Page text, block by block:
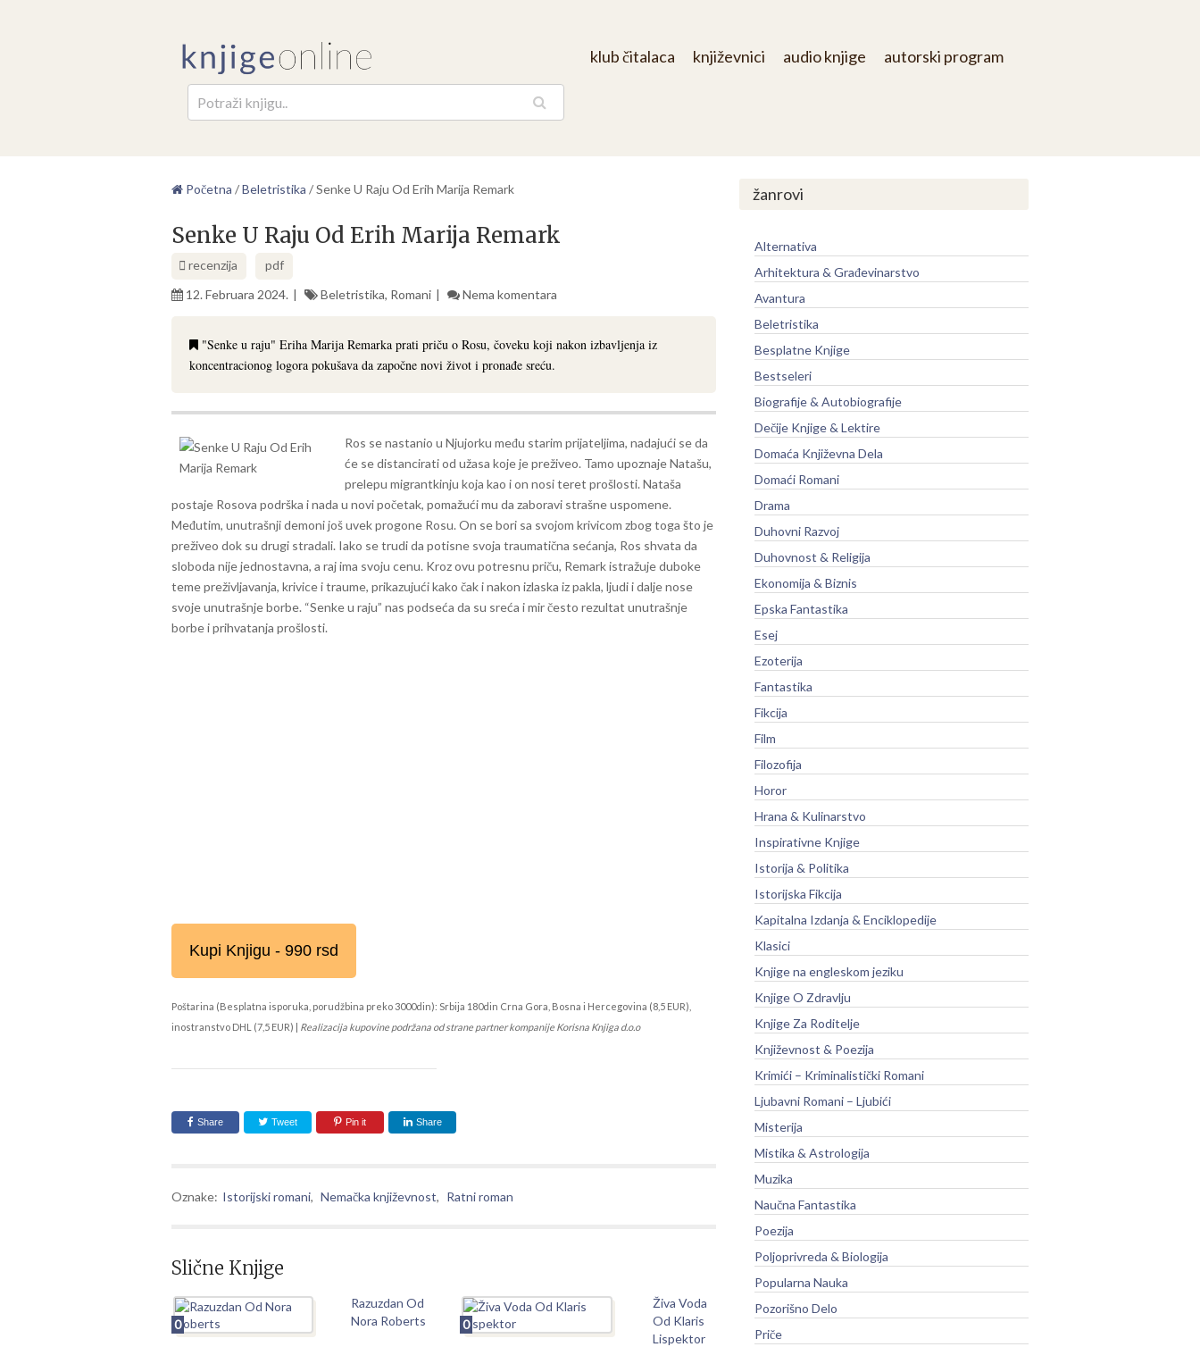
klub čitalaca književnici audio knjige autorski program
Početna /Beletristika /Senke U Raju Od Erih Marija Remark
Senke U Raju Od Erih Marija Remark
recenzija
pdf
12. Februara 2024.
Beletristika, Romani Nema komentara
"Senke u raju" Eriha Marija Remarka prati priču o Rosu, čoveku koji nakon izbavljenja iz
koncentracionog logora pokušava da započne novi život i pronađe sreću.
Ros se nastanio u Njujorku među starim prijateljima, nadajući se da
će se distancirati od užasa koje je preživeo. Tamo upoznaje Natašu,
prelepu migrantkinju koja kao i on nosi teret prošlosti. Nataša
postaje Rosova podrška i nada u novi početak, pomažući mu da zaboravi strašne uspomene.
Međutim, unutrašnji demoni još uvek progone Rosu. On se bori sa svojom krivicom zbog toga što je
preživeo dok su drugi stradali. Iako se trudi da potisne svoja traumatična sećanja, Ros shvata da
sloboda nije jednostavna, a raj ima svoju cenu. Kroz ovu potresnu priču, Remark istražuje duboke
teme preživljavanja, krivice i traume, prikazujući kako čak i nakon izlaska iz pakla, ljudi i dalje nose
svoje unutrašnje borbe. “Senke u raju” nas podseća da su sreća i mir često rezultat unutrašnje
borbe i prihvatanja prošlosti.
Kupi Knjigu - 990 rsd
Poštarina (Besplatna isporuka, porudžbina preko 3000din): Srbija 180din Crna Gora, Bosna i Hercegovina (8,5 EUR),
inostranstvo DHL (7,5 EUR) | Realizacija kupovine podržana od strane partner kompanije Korisna Knjiga d.o.o
Share Tweet Pin it Share
Oznake: Istorijski romani, Nemačka književnost, Ratni roman
Slične Knjige
0
Razuzdan Od
Nora Roberts
0
Živa Voda
Od Klaris
Lispektor
žanrovi
Alternativa
Arhitektura & Građevinarstvo
Avantura
Beletristika
Besplatne Knjige
Bestseleri
Biografije & Autobiografije
Dečije Knjige & Lektire
Domaća Književna Dela
Domaći Romani
Drama
Duhovni Razvoj
Duhovnost & Religija
Ekonomija & Biznis
Epska Fantastika
Esej
Ezoterija
Fantastika
Fikcija
Film
Filozofija
Horor
Hrana & Kulinarstvo
Inspirativne Knjige
Istorija & Politika
Istorijska Fikcija
Kapitalna Izdanja & Enciklopedije
Klasici
Knjige na engleskom jeziku
Knjige O Zdravlju
Knjige Za Roditelje
Književnost & Poezija
Krimići – Kriminalistički Romani
Ljubavni Romani – Ljubići
Misterija
Mistika & Astrologija
Muzika
Naučna Fantastika
Poezija
Poljoprivreda & Biologija
Popularna Nauka
Pozorišno Delo
Priče